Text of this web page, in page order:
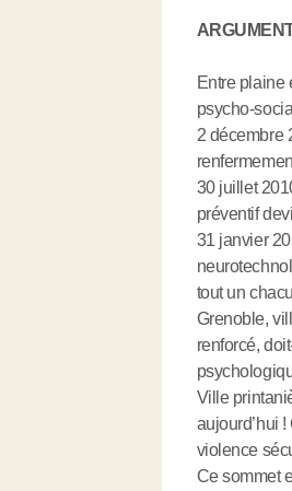
Entre plaine
psycho-
2 décembre
30 juillet
préventif
31 janvier
tout un
Grenoble,
renforcé,
Ville
aujourd’hui
violence
Ce sommet